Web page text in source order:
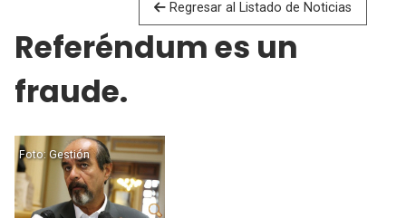
Regresar al Listado de Noticias
Referéndum es un
fraude.
Foto: Gestión